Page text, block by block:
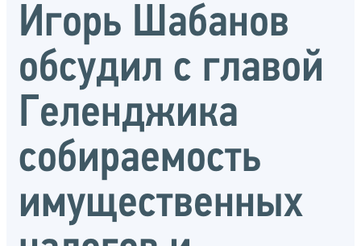
Игорь Шабанов
обсудил с главой
Геленджика
собираемость
имущественных